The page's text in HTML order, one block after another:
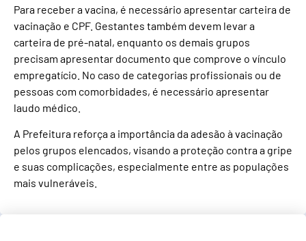
Para receber a vacina, é necessário apresentar carteira de
vacinação e CPF. Gestantes também devem levar a
carteira de pré-natal, enquanto os demais grupos
precisam apresentar documento que comprove o vínculo
empregatício. No caso de categorias profissionais ou de
pessoas com comorbidades, é necessário apresentar
laudo médico.
A Prefeitura reforça a importância da adesão à vacinação
pelos grupos elencados, visando a proteção contra a gripe
e suas complicações, especialmente entre as populações
mais vulneráveis.